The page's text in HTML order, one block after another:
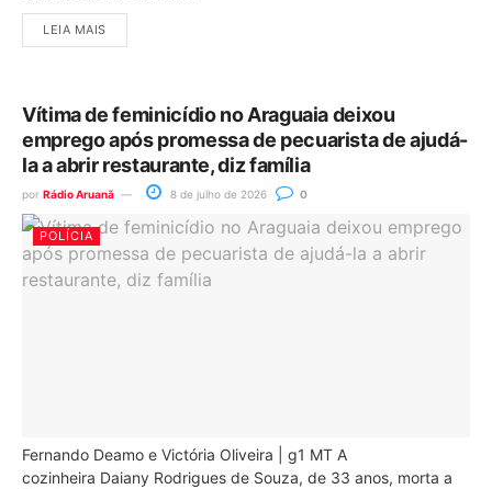
LEIA MAIS
Vítima de feminicídio no Araguaia deixou
emprego após promessa de pecuarista de ajudá-
la a abrir restaurante, diz família
por Rádio Aruanã 8 de julho de 2026 0
POLÍCIA
Fernando Deamo e Victória Oliveira | g1 MT A
cozinheira Daiany Rodrigues de Souza, de 33 anos, morta a